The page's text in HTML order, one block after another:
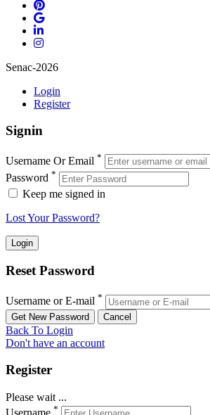
Senac-2026
Login
Register
Signin
Username Or Email *
Password *
Keep me signed in
Lost Your Password?
Reset Password
Username or E-mail *
Back To Login
Don't have an account
Register
Please wait ...
*